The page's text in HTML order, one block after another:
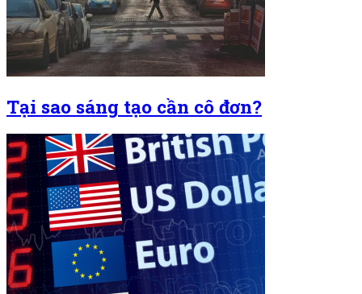
Tại sao sáng tạo cần cô đơn?